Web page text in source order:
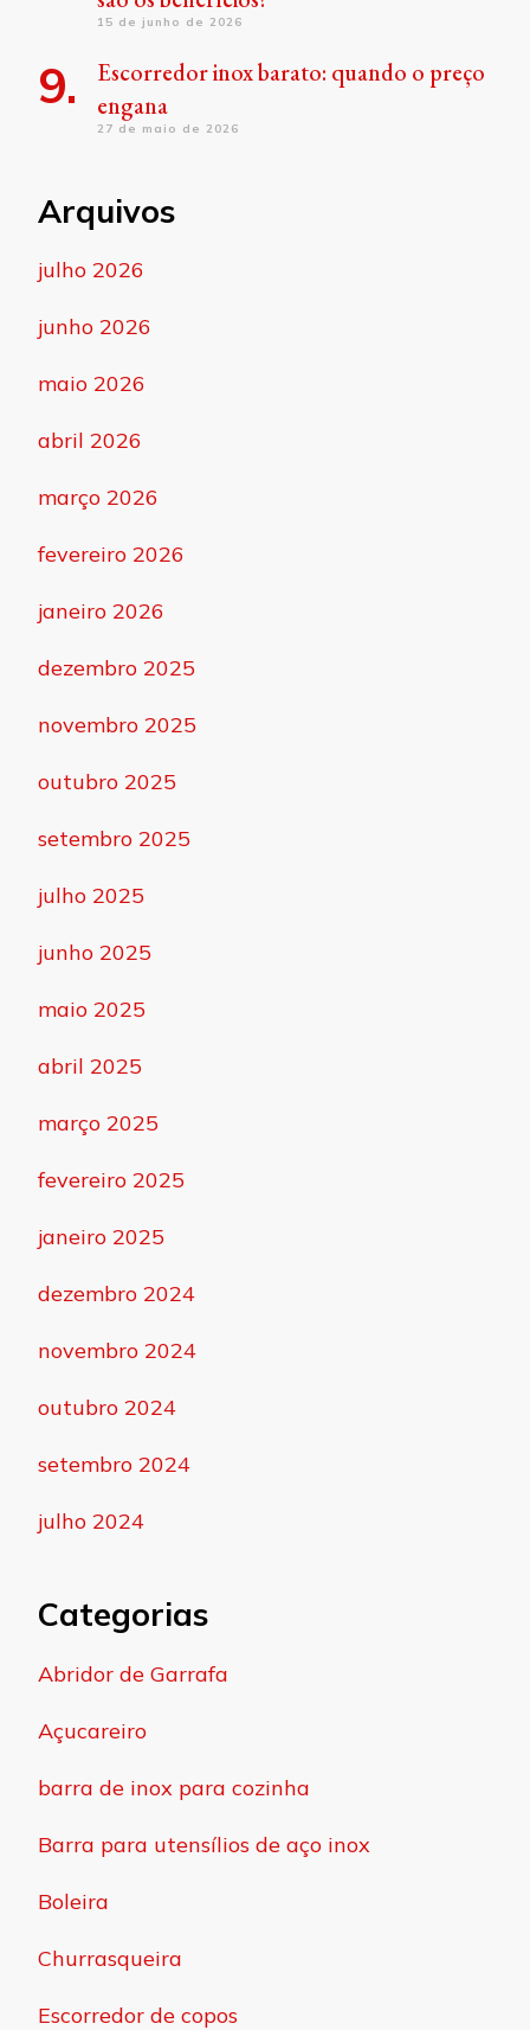
15 de junho de 2026
Escorredor inox barato: quando o preço
engana
27 de maio de 2026
Arquivos
julho 2026
junho 2026
maio 2026
abril 2026
março 2026
fevereiro 2026
janeiro 2026
dezembro 2025
novembro 2025
outubro 2025
setembro 2025
julho 2025
junho 2025
maio 2025
abril 2025
março 2025
fevereiro 2025
janeiro 2025
dezembro 2024
novembro 2024
outubro 2024
setembro 2024
julho 2024
Categorias
Abridor de Garrafa
Açucareiro
barra de inox para cozinha
Barra para utensílios de aço inox
Boleira
Churrasqueira
Escorredor de copos